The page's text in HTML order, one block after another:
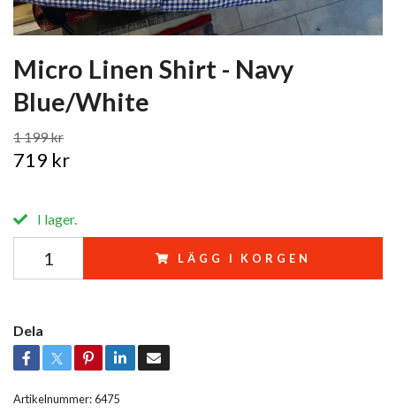
Micro Linen Shirt - Navy
Blue/White
1 199 kr
719 kr
I lager.
LÄGG I KORGEN
Dela
Artikelnummer:6475